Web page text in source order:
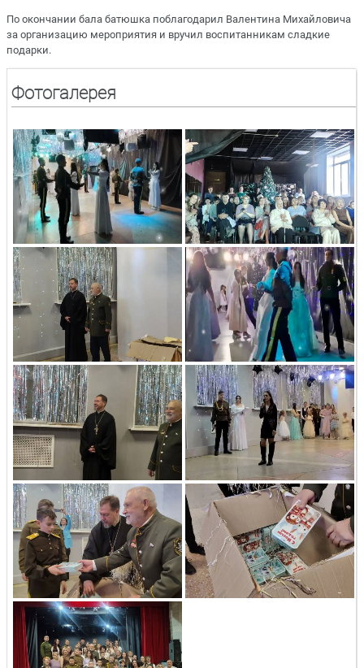
По окончании бала батюшка поблагодарил Валентина Михайловича
за организацию мероприятия и вручил воспитанникам сладкие
подарки.
Фотогалерея